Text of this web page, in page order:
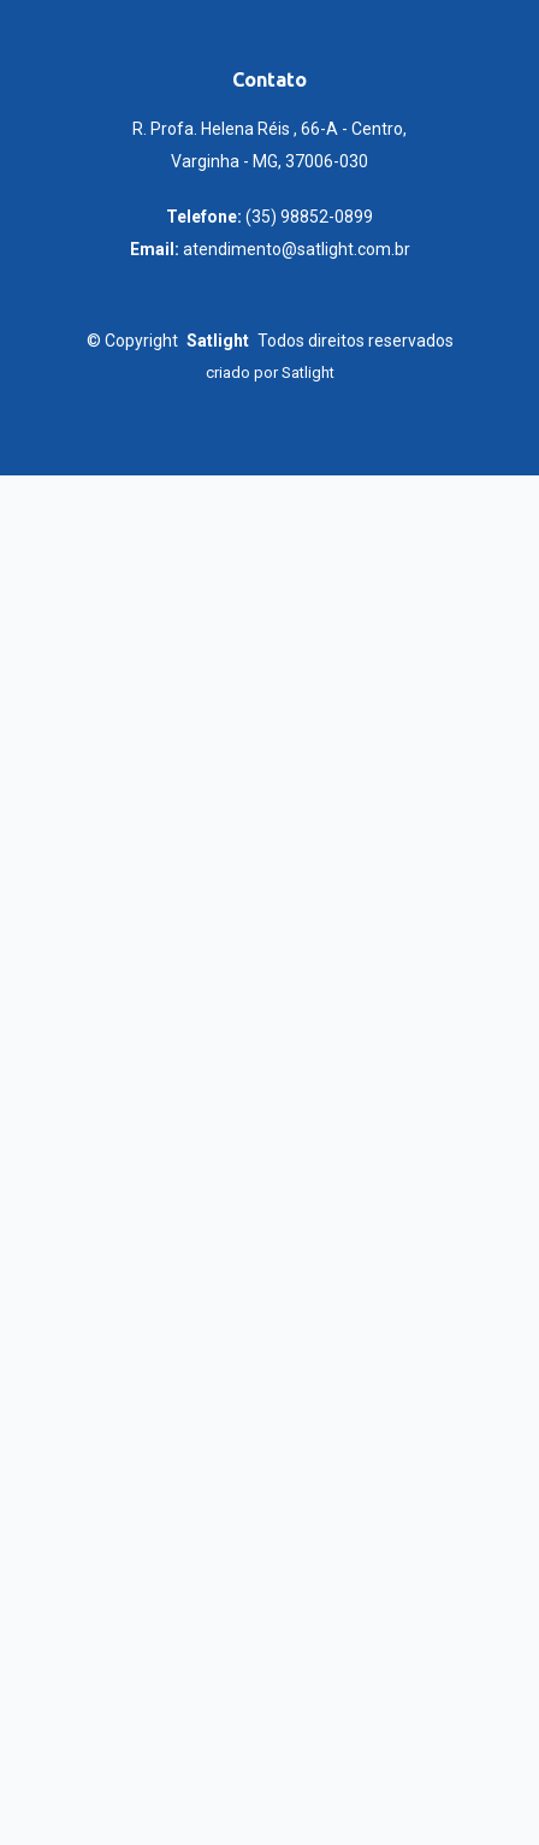
Contato
R. Profa. Helena Réis , 66-A - Centro,
Varginha - MG, 37006-030
Telefone: (35) 98852-0899
Email: atendimento@satlight.com.br
© Copyright Satlight Todos direitos reservados
criado porSatlight